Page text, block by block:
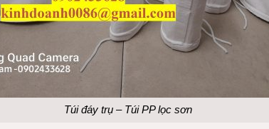
Túi đáy trụ – Túi PP lọc sơn